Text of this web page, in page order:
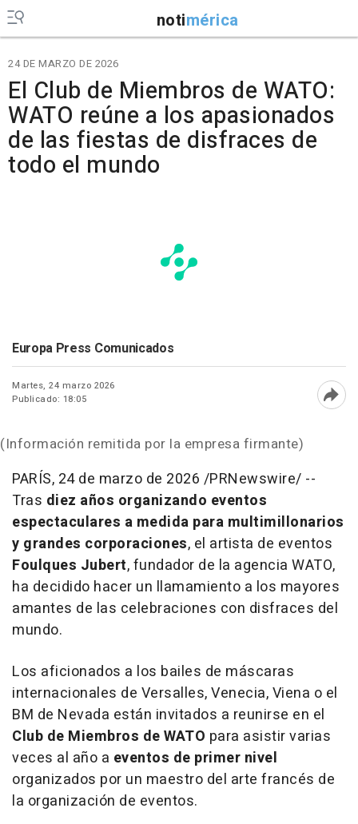
notimérica
24 DE MARZO DE 2026
El Club de Miembros de WATO:
WATO reúne a los apasionados
de las fiestas de disfraces de
todo el mundo
Europa Press Comunicados
Martes, 24 marzo 2026
Publicado: 18:05
(Información remitida por la empresa firmante)
PARÍS, 24 de marzo de 2026 /PRNewswire/ --
Tras diez años organizando eventos
espectaculares a medida para multimillonarios
y grandes corporaciones, el artista de eventos
Foulques Jubert, fundador de la agencia WATO,
ha decidido hacer un llamamiento a los mayores
amantes de las celebraciones con disfraces del
mundo.
Los aficionados a los bailes de máscaras
internacionales de Versalles, Venecia, Viena o el
BM de Nevada están invitados a reunirse en el
Club de Miembros de WATO para asistir varias
veces al año a eventos de primer nivel
organizados por un maestro del arte francés de
la organización de eventos.